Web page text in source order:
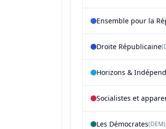
Ensemble pour la
Droite Républicaine(
Horizons &
Socialistes et
Les Démocrates(DEM)